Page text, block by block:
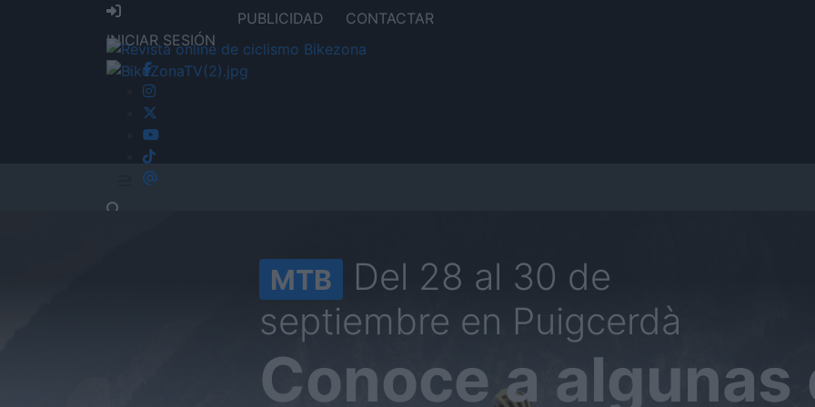
INICIAR SESIÓN
PUBLICIDAD CONTACTAR
MTB Del 28 al 30 de
septiembre en Puigcerdà
Conoce a algunas